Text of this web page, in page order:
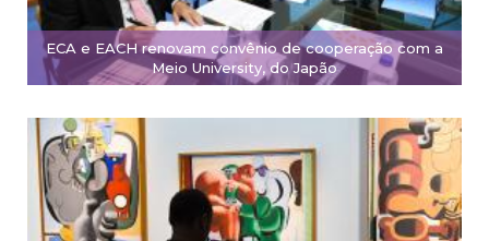
ECA e EACH renovam convênio de cooperação com a
Meio University, do Japão